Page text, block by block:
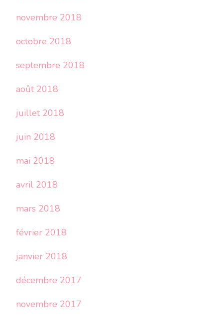
novembre 2018
octobre 2018
septembre 2018
août 2018
juillet 2018
juin 2018
mai 2018
avril 2018
mars 2018
février 2018
janvier 2018
décembre 2017
novembre 2017